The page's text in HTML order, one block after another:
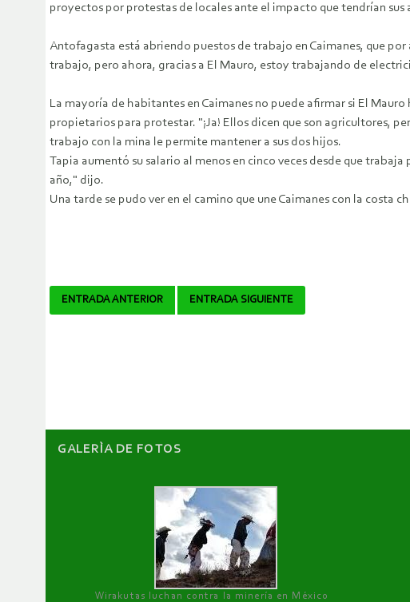
proyectos por protestas de locales ante el impacto que tendrían sus
Antofagasta está abriendo puestos de trabajo en Caimanes, que por
trabajo, pero ahora, gracias a El Mauro, estoy trabajando de
La mayoría de habitantes en Caimanes no puede afirmar si El
propietarios para protestar. "¡Ja! Ellos dicen que son agricultores,
trabajo con la mina le permite mantener a sus dos hijos.
Tapia aumentó su salario al menos en cinco veces desde que
año," dijo.
Una tarde se pudo ver en el camino que une Caimanes con la costa
Navegador
ENTRADA ANTERIOR ENTRADA SIGUIENTE
GALERÌA DE FOTOS
Wirakutas luchan contra la minería en México